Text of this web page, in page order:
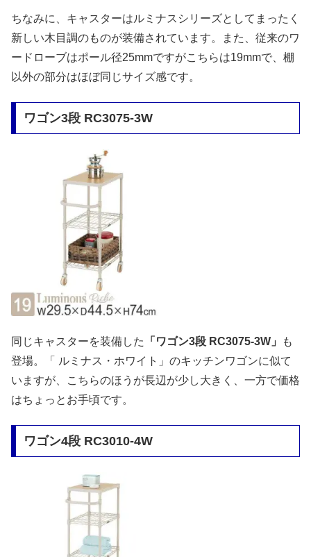
ちなみに、キャスターはルミナスシリーズとしてまったく
新しい木目調のものが装備されています。また、従来のワ
ードローブはポール径25mmですがこちらは19mmで、棚
以外の部分はほぼ同じサイズ感です。
ワゴン3段 RC3075-3W
同じキャスターを装備した 「ワゴン3段 RC3075-3W」
も
登場。「 ルミナス・ホワイト」のキッチンワゴンに似て
いますが、こちらのほうが長辺が少し大きく、一方で価格
はちょっとお手頃です。
ワゴン4段 RC3010-4W